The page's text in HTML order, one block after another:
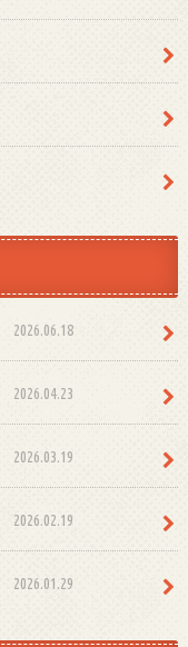
2026.06.18
2026.04.23
2026.03.19
2026.02.19
2026.01.29